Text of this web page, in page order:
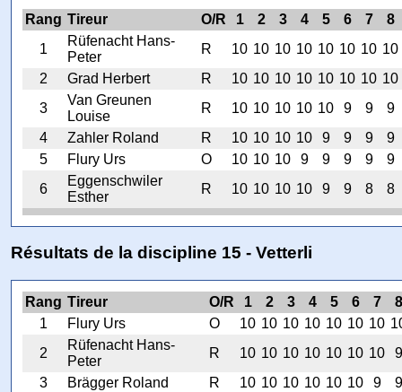
Rang Tireur O/R 1 2 3 4 5 6 7
8
1
Rüfenacht Hans-
Peter
R 10 10 10 10 10 10 10 10
2
Grad Herbert R 10 10 10 10 10 10 10 10
3
Van Greunen
Louise
R 10 10 10 10 10 9 9
9
4
Zahler Roland R 10 10 10 10 9 9 9
9
5
Flury Urs O 10 10 10 9 9 9 9
9
6
Eggenschwiler
Esther
R 10 10 10 10 9 9 8 8
Résultats de la discipline 15 - Vetterli
Rang Tireur O/R 1 2 3 4 5 6 7
8
1
Flury Urs O 10 10 10 10 10 10 10
2
Rüfenacht Hans-
Peter
R 10 10 10 10 10 10 10
9
3
Brägger Roland R 10 10 10 10 10 10 9
9